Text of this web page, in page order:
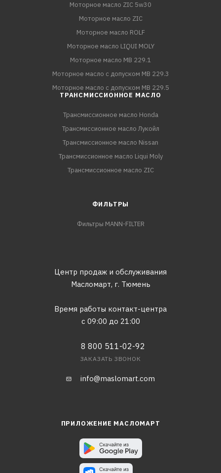
Моторное масло ZIC 5w30
Моторное масло ZIC
Моторное масло ROLF
Моторное масло LIQUI MOLY
Моторное масло MB 229.1
Моторное масло с допуском MB 229.3
Моторное масло с допуском MB 229.5
ТРАНСМИССИОННОЕ МАСЛО
Трансмиссионное масло Honda
Трансмиссионное масло Лукойл
Трансмиссионное масло Nissan
Трансмиссионное масло Liqui Moly
Трансмиссионное масло ZIC
ФИЛЬТРЫ
Фильтры MANN-FILTER
Центр продаж и обслуживания
Масломарт, г. Тюмень
Время работы контакт-центра
с 09:00 до 21:00
8 800 511-02-92
ЗАКАЗАТЬ ЗВОНОК
info@maslomart.com
ПРИЛОЖЕНИЕ МАСЛОМАРТ